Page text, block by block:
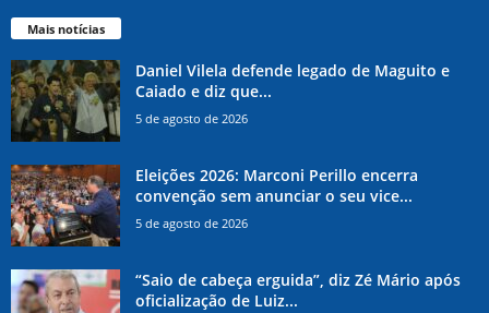
Mais notícias
Daniel Vilela defende legado de Maguito e
Caiado e diz que...
5 de agosto de 2026
Eleições 2026: Marconi Perillo encerra
convenção sem anunciar o seu vice...
5 de agosto de 2026
“Saio de cabeça erguida”, diz Zé Mário após
oficialização de Luiz...